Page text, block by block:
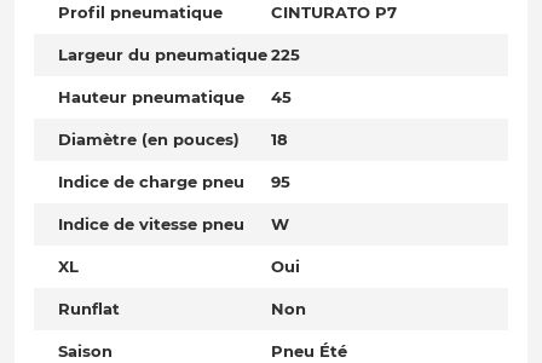
Profil pneumatique CINTURATO P7
Largeur du pneumatique225
Hauteur pneumatique 45
Diamètre (en pouces) 18
Indice de charge pneu 95
Indice de vitesse pneu W
XL Oui
Runflat Non
Saison Pneu Été